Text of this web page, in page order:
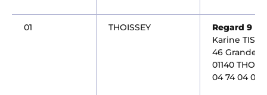
01 THOISSEY
Regard 9
Karine
46 Grande
01140
04 74 04 04